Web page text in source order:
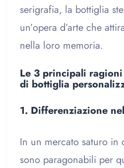
serigrafia, la bottiglia
un’opera d’arte che
nella loro memoria.
Le 3 principali
di bottiglia
1. Differenziazione
In un mercato saturo
sono paragonabili per